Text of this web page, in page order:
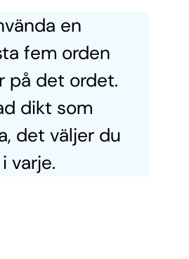
en
fem orden
på det ordet.
dikt som
det väljer du
varje.